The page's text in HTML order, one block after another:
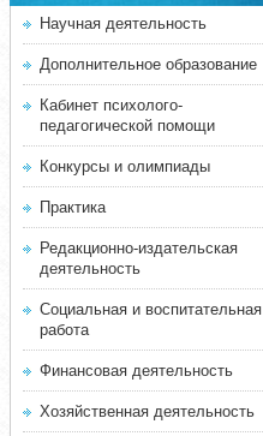
Научная деятельность
Дополнительное образование
Кабинет психолого-
педагогической помощи
Конкурсы и олимпиады
Практика
Редакционно-издательская
деятельность
Социальная и воспитательная
работа
Финансовая деятельность
Хозяйственная деятельность